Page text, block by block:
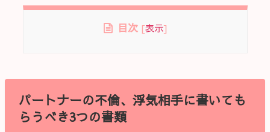
目次 [表示]
パートナーの不倫、浮気相手に書いても
らうべき3つの書類